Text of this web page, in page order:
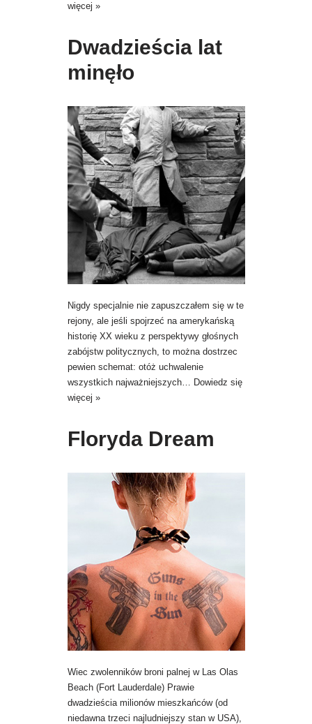
więcej »
Dwadzieścia lat
minęło
Nigdy specjalnie nie zapuszczałem się w te
rejony, ale jeśli spojrzeć na amerykańską
historię XX wieku z perspektywy głośnych
zabójstw politycznych, to można dostrzec
pewien schemat: otóż uchwalenie
wszystkich najważniejszych…
Dowiedz się
więcej »
Floryda Dream
Wiec zwolenników broni palnej w Las Olas
Beach (Fort Lauderdale) Prawie
dwadzieścia milionów mieszkańców (od
niedawna trzeci najludniejszy stan w USA),